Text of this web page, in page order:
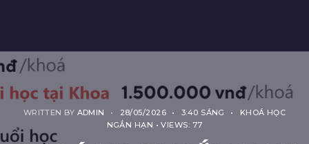
WRITTEN BY ADMIN • 28/05/2026 • 3:40 SÁNG •
KHOÁ HỌC
NGẮN HẠN •VIEWS: 77